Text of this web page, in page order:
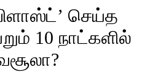
செய்த
10 நாட்களில்